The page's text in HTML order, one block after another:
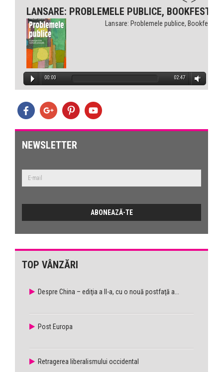
LANSARE: PROBLEMELE PUBLICE, BOOKFEST
Lansare: Problemele publice, Bookfest
00:00 02:47
NEWSLETTER
TOP VÂNZĂRI
Despre China – ediţia a II-a, cu o nouă postfaţă a...
Post Europa
Retragerea liberalismului occidental